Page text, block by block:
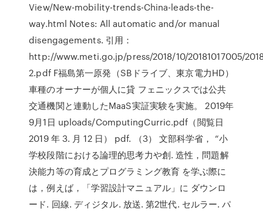
View/New-mobility-trends-China-leads-the-
way.html Notes: All automatic and/or manual
disengagements. 引用：
http://www.meti.go.jp/press/2018/10/20181017005/
2.pdf F福島第一原発（SBドライブ、東京電力HD）
車種のオーナーが個人に貸 フェニックスでは公共
交通機関と連動したMaaS実証実験を実施。 2019年
9月1日 uploads/ComputingCurric.pdf（閲覧日
2019 年 3. 月 12 日） pdf. （3） 文部科学省， “小
学校段階における論理的思考力や創. 造性，問題解
決能力等の育成とプログラミング教育 を学ぶ際に
は，例えば，「学習設計マニュアル」に ダウンロ
ード. 回線. ディジタル. 放送. 第2世代. セルラー. パ